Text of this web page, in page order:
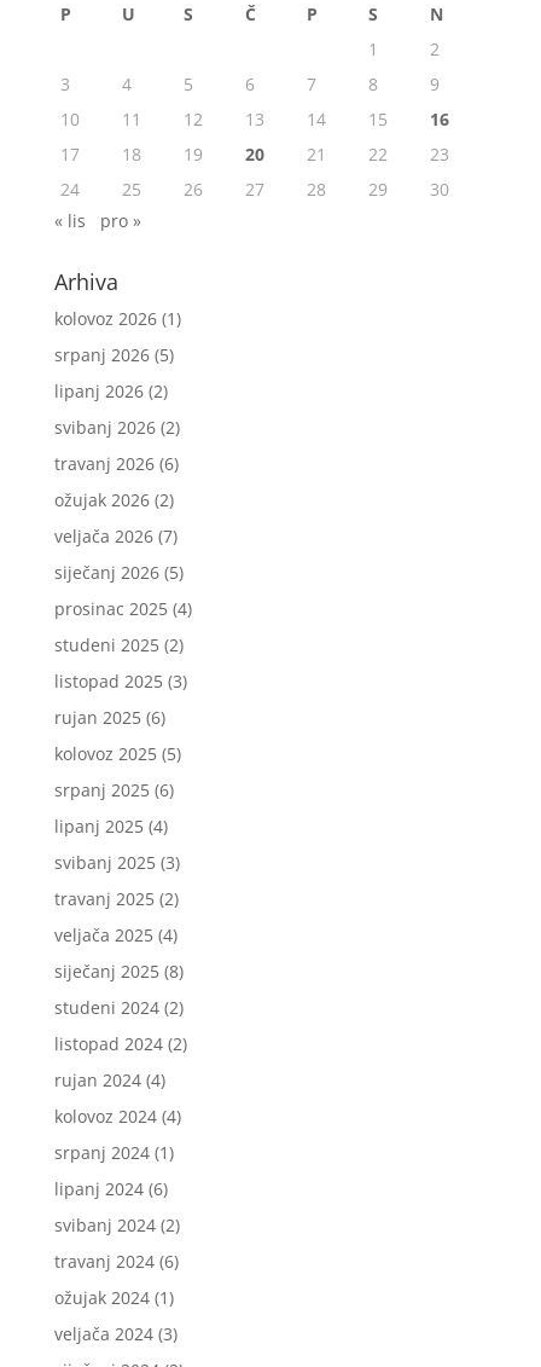
P U S Č P S
N
1
2
3
4 5 6 7 8
9
10
11 12 13 14 15
16
17
18 19 20 21 22
23
24
25 26 27 28 29
30
« lis
pro »
Arhiva
kolovoz 2026(1)
srpanj 2026(5)
lipanj 2026(2)
svibanj 2026(2)
travanj 2026(6)
ožujak 2026(2)
veljača 2026(7)
siječanj 2026(5)
prosinac 2025(4)
studeni 2025(2)
listopad 2025(3)
rujan 2025(6)
kolovoz 2025(5)
srpanj 2025(6)
lipanj 2025(4)
svibanj 2025(3)
travanj 2025(2)
veljača 2025(4)
siječanj 2025(8)
studeni 2024(2)
listopad 2024(2)
rujan 2024(4)
kolovoz 2024(4)
srpanj 2024(1)
lipanj 2024(6)
svibanj 2024(2)
travanj 2024(6)
ožujak 2024(1)
veljača 2024(3)